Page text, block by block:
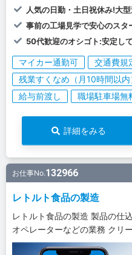
人気の日勤・土日祝休み!大
事前の工場見学で安心のスタ
50代歓迎のオシゴト:安定し
マイカー通勤可 交通費規
残業すくなめ（月10時間以内
給与前渡し
職場駐車場無
詳細をみる
お仕事No.132966
レトルト食品の製造
レトルト食品の製造 製品の仕
オペレーターなどの業務 クリ